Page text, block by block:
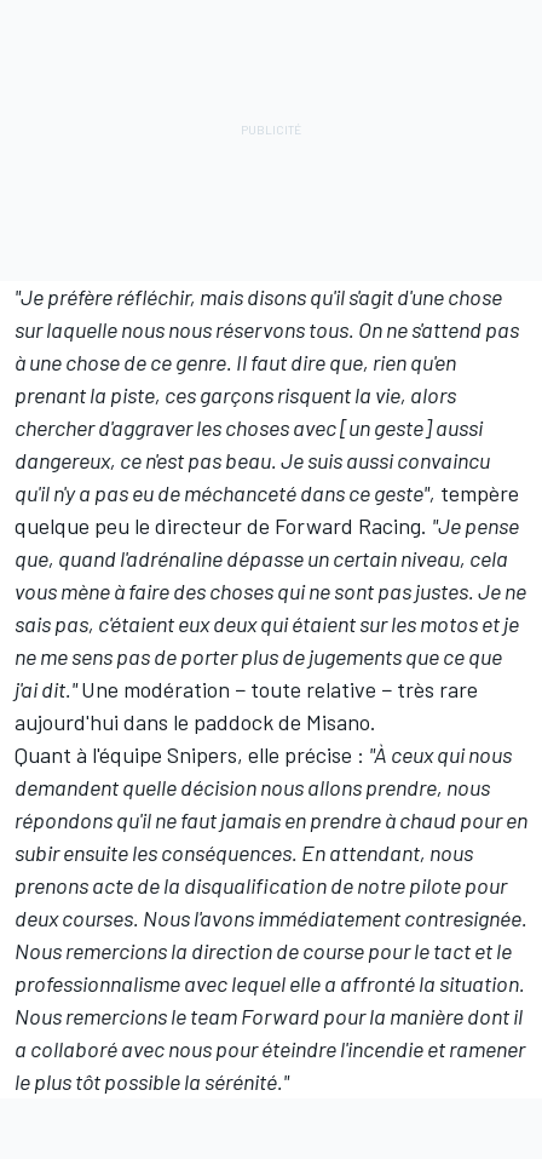
"Je préfère réfléchir, mais disons qu'il s'agit d'une chose
sur laquelle nous nous réservons tous. On ne s'attend pas
à une chose de ce genre. Il faut dire que, rien qu'en
prenant la piste, ces garçons risquent la vie, alors
chercher d'aggraver les choses avec [un geste] aussi
dangereux, ce n'est pas beau. Je suis aussi convaincu
qu'il n'y a pas eu de méchanceté dans ce geste", tempère
quelque peu le directeur de Forward Racing. "Je pense
que, quand l'adrénaline dépasse un certain niveau, cela
vous mène à faire des choses qui ne sont pas justes. Je ne
sais pas, c'étaient eux deux qui étaient sur les motos et je
ne me sens pas de porter plus de jugements que ce que
j'ai dit."Une modération − toute relative − très rare
aujourd'hui dans le paddock de Misano.
Quant à l'équipe Snipers, elle précise : "À ceux qui nous
demandent quelle décision nous allons prendre, nous
répondons qu'il ne faut jamais en prendre à chaud pour en
subir ensuite les conséquences. En attendant, nous
prenons acte de la disqualification de notre pilote pour
deux courses. Nous l'avons immédiatement contresignée.
Nous remercions la direction de course pour le tact et le
professionnalisme avec lequel elle a affronté la situation.
Nous remercions le team Forward pour la manière dont il
a collaboré avec nous pour éteindre l'incendie et ramener
le plus tôt possible la sérénité."